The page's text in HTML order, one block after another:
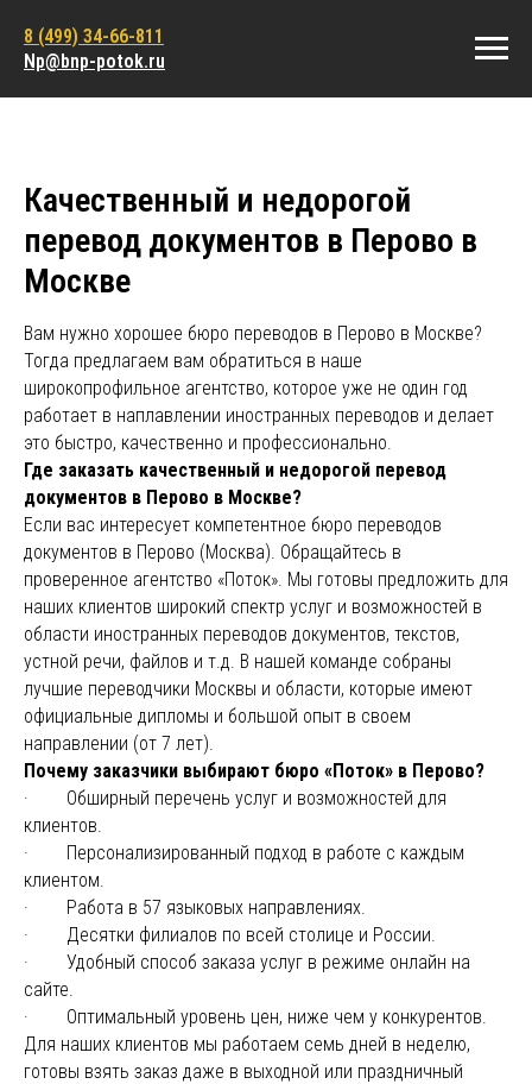
8 (499) 34-66-811
Np@bnp-potok.ru
Качественный и недорогой
перевод документов в Перово в
Москве
Вам нужно хорошее бюро переводов в Перово в Москве?
Тогда предлагаем вам обратиться в наше
широкопрофильное агентство, которое уже не один год
работает в наплавлении иностранных переводов и делает
это быстро, качественно и профессионально.
Где заказать качественный и недорогой перевод
документов в Перово в Москве?
Если вас интересует компетентное бюро переводов
документов в Перово (Москва). Обращайтесь в
проверенное агентство «Поток». Мы готовы предложить для
наших клиентов широкий спектр услуг и возможностей в
области иностранных переводов документов, текстов,
устной речи, файлов и т.д. В нашей команде собраны
лучшие переводчики Москвы и области, которые имеют
официальные дипломы и большой опыт в своем
направлении (от 7 лет).
Почему заказчики выбирают бюро «Поток» в Перово?
· Обширный перечень услуг и возможностей для
клиентов.
· Персонализированный подход в работе с каждым
клиентом.
· Работа в 57 языковых направлениях.
· Десятки филиалов по всей столице и России.
· Удобный способ заказа услуг в режиме онлайн на
сайте.
· Оптимальный уровень цен, ниже чем у конкурентов.
Для наших клиентов мы работаем семь дней в неделю,
готовы взять заказ даже в выходной или праздничный